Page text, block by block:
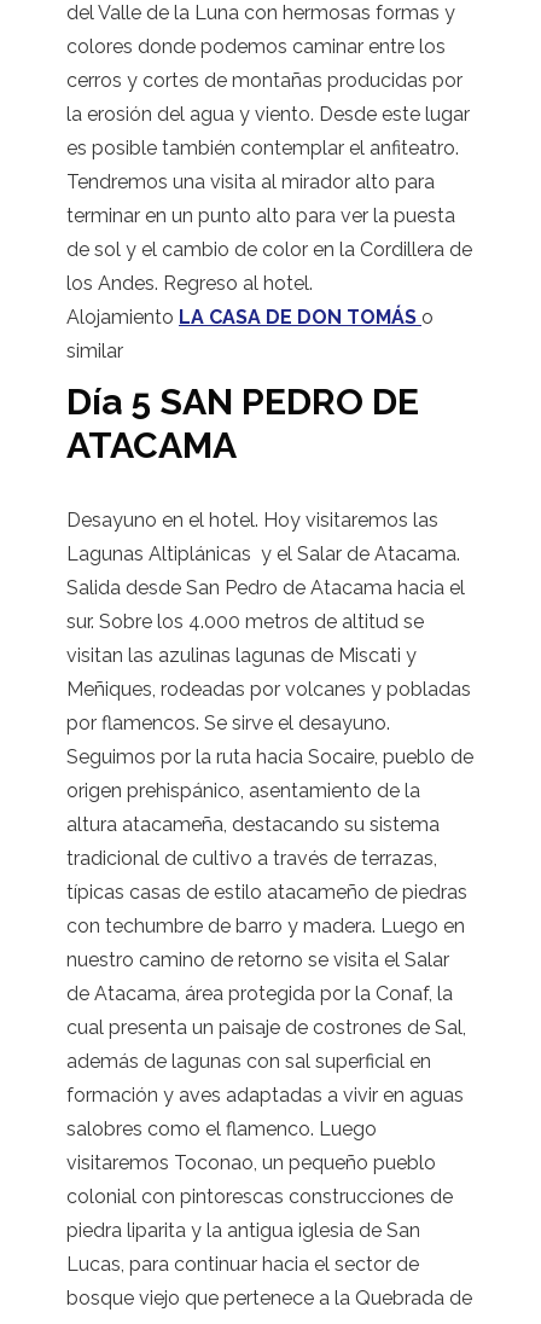
del Valle de la Luna con hermosas formas y
colores donde podemos caminar entre los
cerros y cortes de montañas producidas por
la erosión del agua y viento. Desde este lugar
es posible también contemplar el anfiteatro.
Tendremos una visita al mirador alto para
terminar en un punto alto para ver la puesta
de sol y el cambio de color en la Cordillera de
los Andes. Regreso al hotel.
Alojamiento LA CASA DE DON TOMÁS o
similar
Día 5 SAN PEDRO DE
ATACAMA
Desayuno en el hotel. Hoy visitaremos las
Lagunas Altiplánicas y el Salar de Atacama.
Salida desde San Pedro de Atacama hacia el
sur. Sobre los 4.000 metros de altitud se
visitan las azulinas lagunas de Miscati y
Meñiques, rodeadas por volcanes y pobladas
por flamencos. Se sirve el desayuno.
Seguimos por la ruta hacia Socaire, pueblo de
origen prehispánico, asentamiento de la
altura atacameña, destacando su sistema
tradicional de cultivo a través de terrazas,
típicas casas de estilo atacameño de piedras
con techumbre de barro y madera. Luego en
nuestro camino de retorno se visita el Salar
de Atacama, área protegida por la Conaf, la
cual presenta un paisaje de costrones de Sal,
además de lagunas con sal superficial en
formación y aves adaptadas a vivir en aguas
salobres como el flamenco. Luego
visitaremos Toconao, un pequeño pueblo
colonial con pintorescas construcciones de
piedra liparita y la antigua iglesia de San
Lucas, para continuar hacia el sector de
bosque viejo que pertenece a la Quebrada de